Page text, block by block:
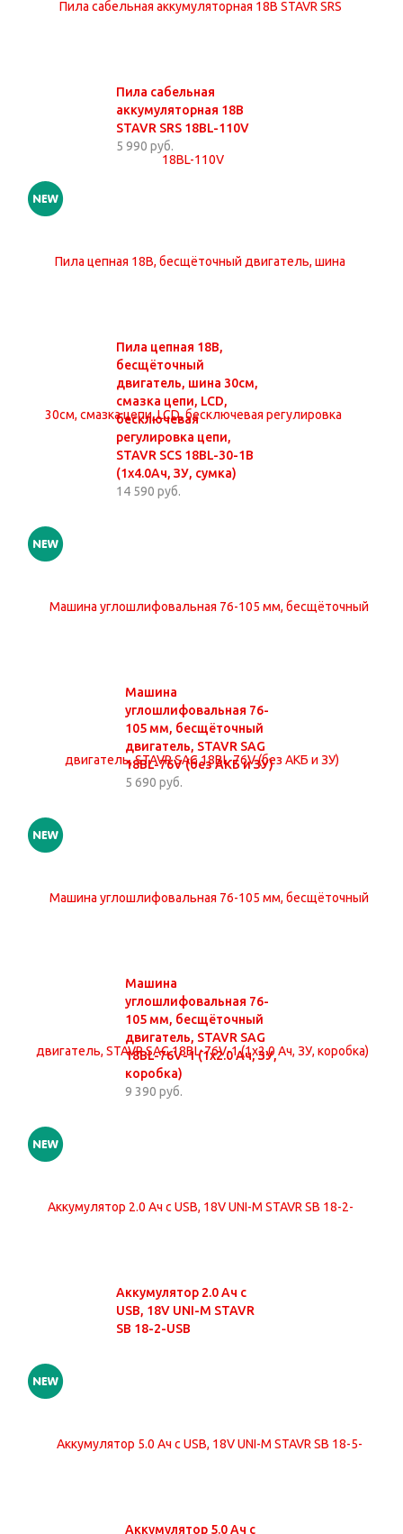
Пила сабельная
аккумуляторная 18В
STAVR SRS 18BL-110V
5 990 руб.
Пила цепная 18В,
бесщёточный
двигатель, шина 30см,
смазка цепи, LCD,
бесключевая
регулировка цепи,
STAVR SCS 18BL-30-1B
(1х4.0Ач, ЗУ, сумка)
14 590 руб.
Машина
углошлифовальная 76-
105 мм, бесщёточный
двигатель, STAVR SAG
18BL-76V (без АКБ и ЗУ)
5 690 руб.
Машина
углошлифовальная 76-
105 мм, бесщёточный
двигатель, STAVR SAG
18BL-76V-1 (1х2.0 Ач, ЗУ,
коробка)
9 390 руб.
Аккумулятор 2.0 Ач с
USB, 18V UNI-M STAVR
SB 18-2-USB
Аккумулятор 5.0 Ач с